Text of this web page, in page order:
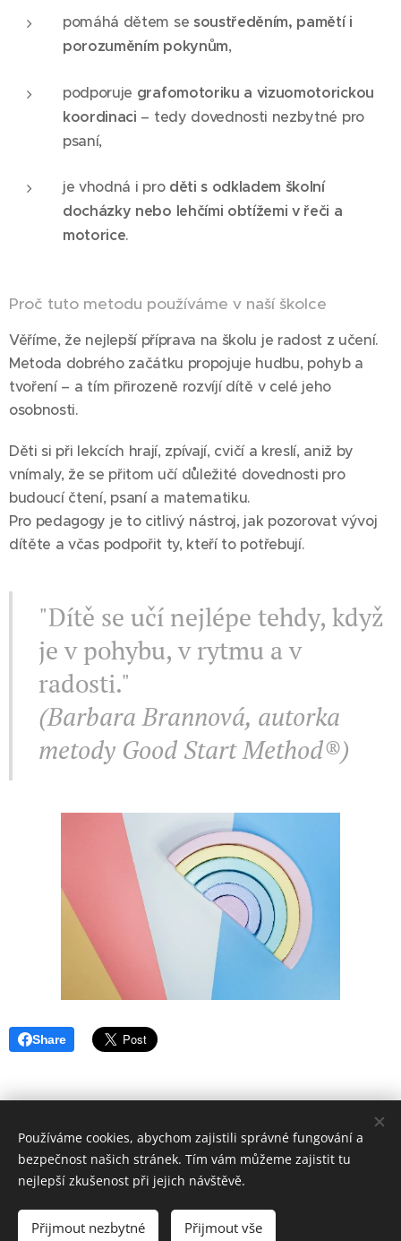
pomáhá dětem se soustředěním, pamětí i
porozuměním pokynům,
podporuje grafomotoriku a vizuomotorickou
koordinaci – tedy dovednosti nezbytné pro
psaní,
je vhodná i pro děti s odkladem školní
docházky nebo lehčími obtížemi v řeči a
motorice.
Proč tuto metodu používáme v naší školce
Věříme, že nejlepší příprava na školu je radost z učení.
Metoda dobrého začátku propojuje hudbu, pohyb a
tvoření – a tím přirozeně rozvíjí dítě v celé jeho
osobnosti.
Děti si při lekcích hrají, zpívají, cvičí a kreslí, aniž by
vnímaly, že se přitom učí důležité dovednosti pro
budoucí čtení, psaní a matematiku.
Pro pedagogy je to citlivý nástroj, jak pozorovat vývoj
dítěte a včas podpořit ty, kteří to potřebují.
"Dítě se učí nejlépe tehdy, když
je v pohybu, v rytmu a v
radosti."
(Barbara Brannová, autorka
metody Good Start Method®)
Share
info@vzahrade.cz, + 420 777 515 515, Limuzy 3
Používáme cookies, abychom zajistili správné fungování a
bezpečnost našich stránek. Tím vám můžeme zajistit tu
nejlepší zkušenost při jejich návštěvě.
Přijmout nezbytné Přijmout vše